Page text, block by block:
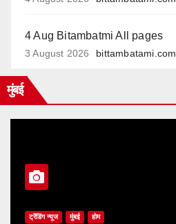
4 Aug Bitambatmi All pages
3 August 2026 bittambatami.com
मुंबई
ट्रेंडिंग न्यूज मुंबई होम